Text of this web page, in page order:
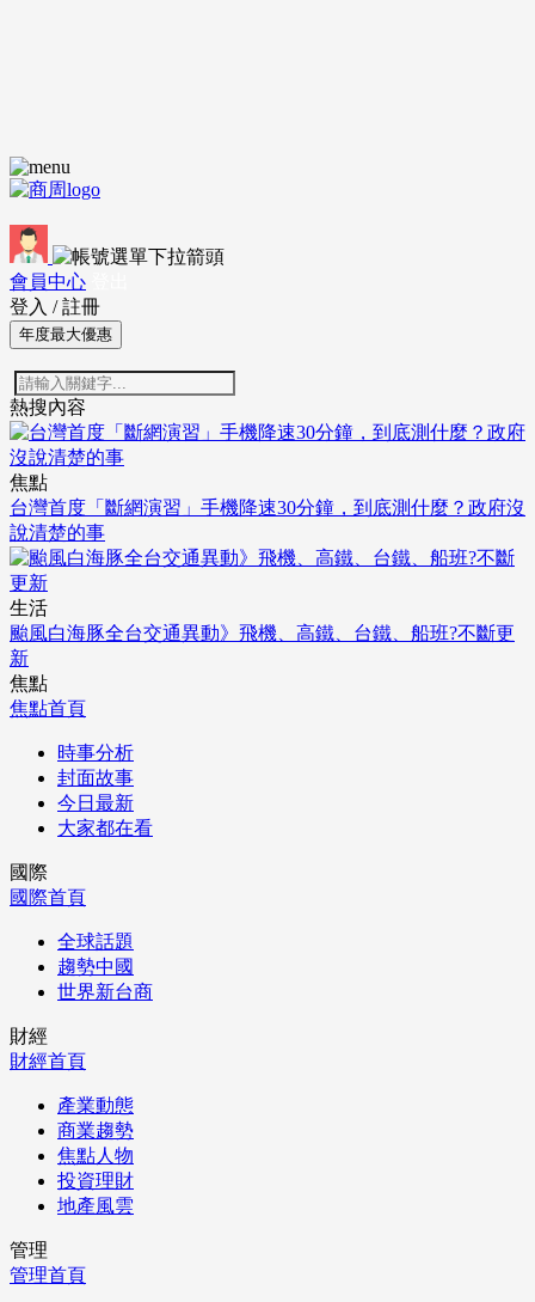
會員中心
登入 / 註冊
年度最大優惠
熱搜內容
焦點
台灣首度「斷網演習」手機降速30分鐘，到底測什麼？政府沒
說清楚的事
生活
颱風白海豚全台交通異動》飛機、高鐵、台鐵、船班?不斷更
新
焦點
焦點首頁
時事分析
封面故事
今日最新
大家都在看
國際
國際首頁
全球話題
趨勢中國
世界新台商
財經
財經首頁
產業動態
商業趨勢
焦點人物
投資理財
地產風雲
管理
管理首頁